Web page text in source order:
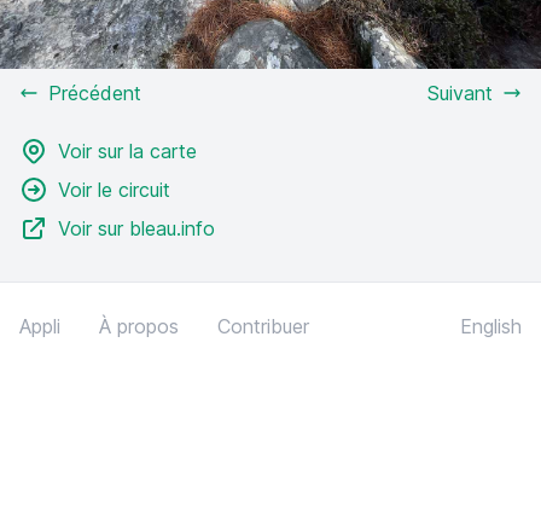
Précédent Suivant
Voir sur la carte
Voir le circuit
Voir sur bleau.info
Appli À propos Contribuer English